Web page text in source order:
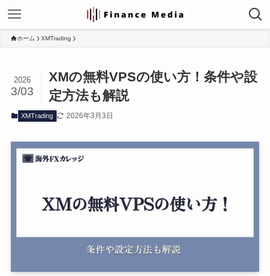
ホーム XMTrading
XMの無料VPSの使い方！条件や設
定方法も解説
2026
3/03
XMTrading 2026年3月3日